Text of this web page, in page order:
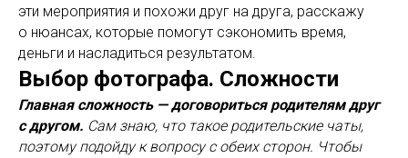
эти мероприятия и похожи друг на друга, расскажу
о нюансах, которые помогут сэкономить время,
деньги и насладиться результатом.
Выбор фотографа. Сложности
Главная сложность — договориться родителям друг
с другом. Сам знаю, что такое родительские чаты,
поэтому подойду к вопросу с обеих сторон. Чтобы